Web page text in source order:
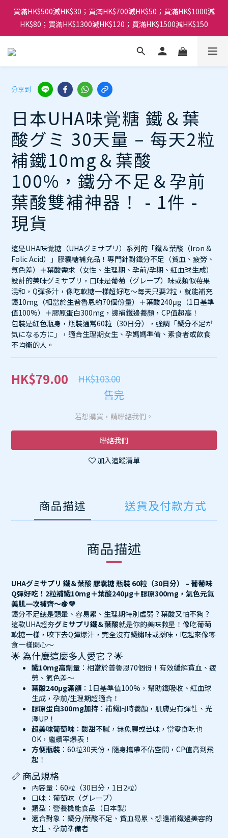
買滿HK$500減HK$30；買滿HK$700減HK$50；買滿HK$1000減
HK$80；買滿HK$1300減HK$120；買滿HK$1500減HK$150
分享到
日本UHA味覚糖 鐵＆葉
酸グミ 30天量 – 每天2粒
補鐵10mg＆葉酸
100%，鐵分不足＆孕前
葉酸雙補神器！ - 1件 -
現貨
這是UHA味覚糖（UHAグミサプリ）系列的「鐵＆葉酸（Iron &
Folic Acid）」膠囊糖補充品！專門針對鐵分不足（貧血、疲勞、
氣色差）＋葉酸需求（女性、生理期、孕前/孕期、紅血球生成）
設計的美味グミサプリ，口味是葡萄（グレープ）味或類似莓果
混和，Q彈多汁，像吃軟糖一樣超好吃～每天只要2粒，就能補充
鐵10mg（相當於生普魯恩約70個份量）＋葉酸240μg（1日基準
值100%）＋膠原蛋白300mg，邊補鐵邊養顏，CP值超高！
包裝是紅色瓶身，瓶裝通常60粒（30日分），強調「鐵分不足が
気になる方に」，適合生理期女生、孕媽媽準備、素食者或飲食
不均衡的人。
HK$79.00 HK$103.00
售完
若想購買，請聯絡我們。
聯絡我們
加入追蹤清單
商品描述 送貨及付款方式
商品描述
UHAグミサプリ 鐵＆葉酸 膠囊糖 瓶裝 60粒（30日分） – 葡萄味
Q彈好吃！2粒補鐵10mg＋葉酸240μg＋膠原300mg，氣色元氣
美肌一次補齊～🍇💜
鐵分不足總是頭暈、容易累、生理期特別虛弱？葉酸又怕不夠？
這款UHA超夯グミサプリ鐵＆葉酸就是你的美味救星！像吃葡萄
軟糖一樣，咬下去Q彈爆汁，完全沒有鐵鏽味或藥味，吃起來像零
食一樣開心～
🌟 為什麼這麼多人愛它？🌟
鐵10mg高劑量 ：相當於普魯恩70個份！有效緩解貧血、疲
勞、氣色差～
葉酸240μg滿額 ：1日基準值100%，幫助鐵吸收、紅血球
生成，孕前/生理期超適合！
膠原蛋白300mg加持 ：補鐵同時養顏，肌膚更有彈性、光
澤UP！
超美味葡萄味：酸甜不膩，無魚腥或苦味，當零食吃也
OK，繼續率爆表！
方便瓶裝 ：60粒30天份，隨身攜帶不佔空間，CP值高到飛
起！
📏 商品規格
內容量：60粒（30日分，1日2粒）
口味：葡萄味（グレープ）
類型：營養機能食品（日本製）
適合對象：鐵分/葉酸不足、貧血易累、想邊補鐵邊美容的
女生、孕前準備者